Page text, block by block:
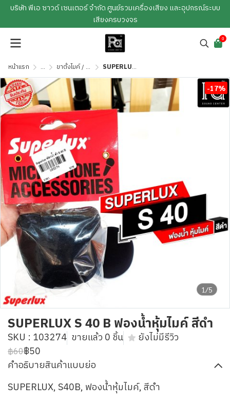
บริษัท พีเอ ซาวด์ เซนเตอร์ จำกัด ศูนย์รวมเครื่องเสียง และอุปกรณ์ระบบ
เสียงครบวงจร
0
หน้าแรก ... ขาตั้งไมค์ / คอไมค์ / กันกลิ้งไมค์ / ฟองน้ำไมค์ SUPERLUX S 40 B ฟองน้ำหุ้มไมค์ สีดำ
1/5
-17%
SUPERLUX S 40 B ฟองน้ำหุ้มไมค์ สีดำ
SKU : 103274 ขายแล้ว 0 ชิ้น ยังไม่มีรีวิว
฿60฿50
คำอธิบายสินค้าแบบย่อ
SUPERLUX, S40B, ฟองน้ำหุ้มไมค์, สีดำ